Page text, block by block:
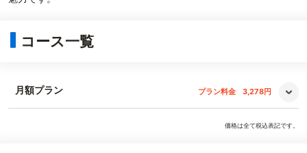
コース一覧
月額プラン プラン料金 3,278円
価格は全て税込表記です。